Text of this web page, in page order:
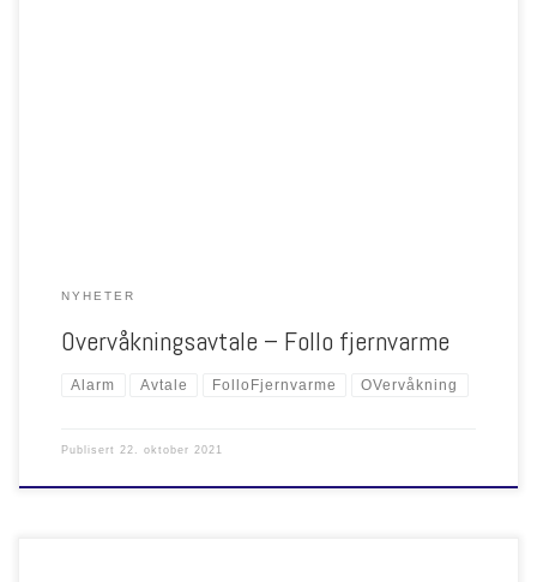
NYHETER
Overvåkningsavtale – Follo fjernvarme
Alarm Avtale FolloFjernvarme OVervåkning
Publisert 22. oktober 2021